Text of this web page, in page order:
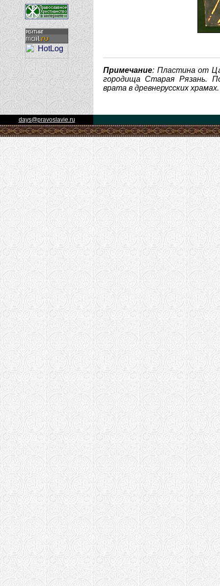
Примечание: Пластина от
городища Старая Рязань.
врата в древнерусских храмах.
days@pravoslavie.ru